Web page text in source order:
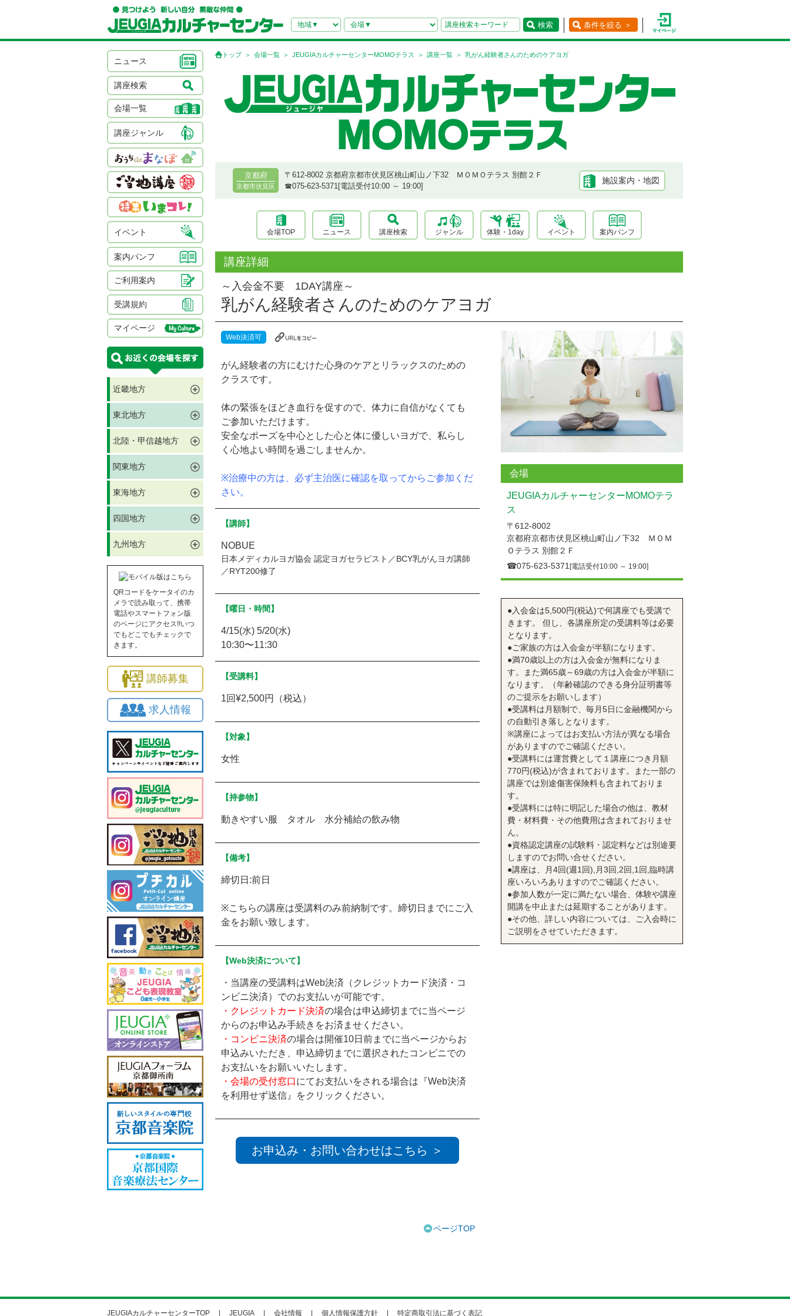
検索 条件を絞る ＞
ニュース
講座検索
会場一覧
講座ジャンル
イベント
案内パンフ
ご利用案内
受講規約
マイページ
近畿地方
東北地方
北陸・甲信越地方
関東地方
東海地方
四国地方
九州地方
QRコードをケータイのカ
メラで読み取って、携帯
電話やスマートフォン版
のページにアクセス!!いつ
でもどこでもチェックで
きます。
講師募集
求人情報
トップ 会場一覧 JEUGIAカルチャーセンターMOMOテラス 講座一覧 乳がん経験者さんのためのケアヨガ
京都府
京都市伏見区
〒612-8002 京都府京都市伏見区桃山町山ノ下32 ＭＯＭＯテラス 別館２Ｆ
☎︎075-623-5371[電話受付10:00 ～ 19:00]
施設案内・地図
会場TOP ニュース 講座検索 ジャンル 体験・1day イベント 案内パンフ
講座詳細
～入会金不要 1DAY講座～
乳がん経験者さんのためのケアヨガ
Web決済可
がん経験者の方にむけた心身のケアとリラックスのための
クラスです。
体の緊張をほどき血行を促すので、体力に自信がなくても
ご参加いただけます。
安全なポーズを中心とした心と体に優しいヨガで、私らし
く心地よい時間を過ごしませんか。
※治療中の方は、必ず主治医に確認を取ってからご参加くだ
さい。
【講師】
NOBUE
日本メディカルヨガ協会 認定ヨガセラピスト／BCY乳がんヨガ講師
／RYT200修了
【曜日・時間】
4/15(水) 5/20(水)
10:30〜11:30
【受講料】
1回¥2,500円（税込）
【対象】
女性
【持参物】
動きやすい服 タオル 水分補給の飲み物
【備考】
締切日:前日
※こちらの講座は受講料のみ前納制です。締切日までにご入
金をお願い致します。
【Web決済について】
・当講座の受講料はWeb決済（クレジットカード決済・コ
ンビニ決済）でのお支払いが可能です。
・クレジットカード決済の場合は申込締切までに当ページ
からのお申込み手続きをお済ませください。
・コンビニ決済の場合は開催10日前までに当ページからお
申込みいただき、申込締切までに選択されたコンビニでの
お支払いをお願いいたします。
・会場の受付窓口にてお支払いをされる場合は『Web決済
を利用せず送信』をクリックください。
お申込み・お問い合わせはこちら ＞
会場
JEUGIAカルチャーセンターMOMOテラ
ス
〒612-8002
京都府京都市伏見区桃山町山ノ下32 ＭＯＭ
Ｏテラス 別館２Ｆ
☎︎075-623-5371 [電話受付10:00 ～ 19:00]
●入会金は5,500円(税込)で何講座でも受講で
きます。 但し、各講座所定の受講料等は必要
となります。
●ご家族の方は入会金が半額になります。
●満70歳以上の方は入会金が無料になりま
す。また満65歳～69歳の方は入会金が半額に
なります。（年齢確認のできる身分証明書等
のご提示をお願いします）
●受講料は月額制で、毎月5日に金融機関から
の自動引き落しとなります。
※講座によってはお支払い方法が異なる場合
がありますのでご確認ください。
●受講料には運営費として１講座につき月額
770円(税込)が含まれております。また一部の
講座では別途傷害保険料も含まれておりま
す。
●受講料には特に明記した場合の他は、教材
費・材料費・その他費用は含まれておりませ
ん。
●資格認定講座の試験料・認定料などは別途要
しますのでお問い合せください。
●講座は、月4回(週1回),月3回,2回,1回,臨時講
座いろいろありますのでご確認ください。
●参加人数が一定に満たない場合、体験や講座
開講を中止または延期することがあります。
●その他、詳しい内容については、ご入会時に
ご説明をさせていただきます。
ページTOP
JEUGIAカルチャーセンターTOP JEUGIA 会社情報 個人情報保護方針 特定商取引法に基づく表記